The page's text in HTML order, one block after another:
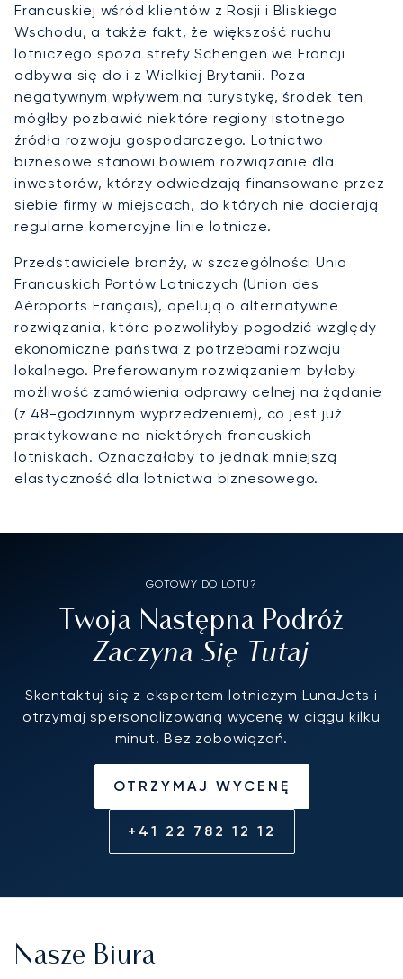
Francuskiej wśród klientów z Rosji i Bliskiego
Wschodu, a także fakt, że większość ruchu
lotniczego spoza strefy Schengen we Francji
odbywa się do i z Wielkiej Brytanii. Poza
negatywnym wpływem na turystykę, środek ten
mógłby pozbawić niektóre regiony istotnego
źródła rozwoju gospodarczego. Lotnictwo
biznesowe stanowi bowiem rozwiązanie dla
inwestorów, którzy odwiedzają finansowane przez
siebie firmy w miejscach, do których nie docierają
regularne komercyjne linie lotnicze.
Przedstawiciele branży, w szczególności Unia
Francuskich Portów Lotniczych (Union des
Aéroports Français), apelują o alternatywne
rozwiązania, które pozwoliłyby pogodzić względy
ekonomiczne państwa z potrzebami rozwoju
lokalnego. Preferowanym rozwiązaniem byłaby
możliwość zamówienia odprawy celnej na żądanie
(z 48-godzinnym wyprzedzeniem), co jest już
praktykowane na niektórych francuskich
lotniskach. Oznaczałoby to jednak mniejszą
elastyczność dla lotnictwa biznesowego.
GOTOWY DO LOTU?
Twoja Następna Podróż
Zaczyna Się Tutaj
Skontaktuj się z ekspertem lotniczym LunaJets i
otrzymaj spersonalizowaną wycenę w ciągu kilku
minut. Bez zobowiązań.
OTRZYMAJ WYCENĘ
+41 22 782 12 12
Nasze Biura